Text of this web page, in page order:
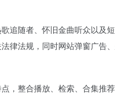
追随者、怀旧金曲听众以及
律法规，同时网站弹窗广告
，整合播放、检索、合集推